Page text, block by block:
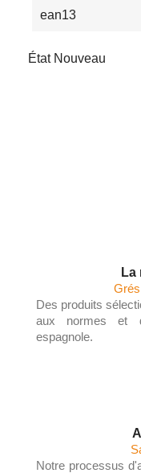
ean13
État Nouveau
La
Des produits
aux normes et
espagnole.
Notre processus